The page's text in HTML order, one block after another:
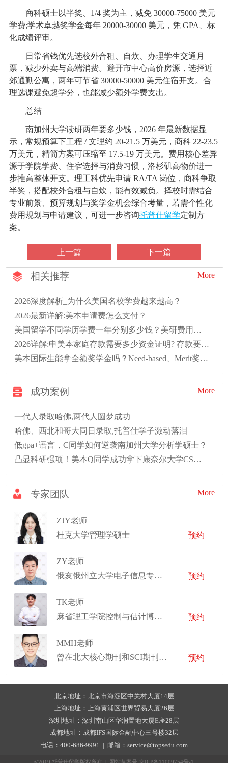
商科硕士以半奖、1/4 奖为主，减免 30000-75000 美元
学费;学术卓越奖学金每年 20000-30000 美元，凭 GPA、标
化成绩评审。
日常省钱优先选校外合租、自炊、办理学生交通月
票，减少外卖与高端消费。避开市中心高价房源，选择近
郊通勤公寓，两年可节省 30000-50000 美元住宿开支。合
理选课避免超学分，也能减少额外学费支出。
总结
南加州大学读研两年要多少钱，2026 年最新数据显
示，常规预算下工程 / 文理约 20-21.5 万美元，商科 22-23.5
万美元，精简方案可压缩至 17.5-19 万美元。费用核心差异
源于学院学费、住宿选择与消费习惯，洛杉矶高物价进一
步推高整体开支。理工科优先申请 RA/TA 岗位，商科争取
半奖，搭配校外合租与自炊，能有效减负。择校时需结合
专业前景、预算规划与奖学金机会综合考量，若需个性化
费用规划与申请建议，可进一步咨询托普仕留学定制方
案。
上一篇 下一篇
相关推荐 More
2026深度解析_为什么美国名校学费越来越高？
2026最新详解:美本申请费怎么支付？
美国留学不同学历学费一年分别多少钱？美研费用明细汇总
2026详解:申美本家庭存款需要多少资金证明? 存款要存多久?
美本国际生能拿全额奖学金吗？Need-based、Merit奖学金申请条件
成功案例 More
一代人录取哈佛,两代人圆梦成功
哈佛、西北和哥大同日录取,托普仕学子激动落泪
低gpa+语言，C同学如何逆袭南加州大学分析学硕士？
凸显科研强项！美本Q同学成功拿下康奈尔大学CS硕士录取！
专家团队 More
ZJY老师
杜克大学管理学硕士
预约
ZY老师
俄亥俄州立大学电子信息专业博士
预约
TK老师
麻省理工学院控制与估计博士、明尼苏达大学航空工程与力学学士
预约
MMH老师
曾在北大核心期刊和SCI期刊发表多篇论文
预约
北京地址：北京市海淀区中关村大厦14层
上海地址：上海黄浦区世界贸易大厦26层
深圳地址：深圳南山区华润置地大厦E座28层
成都地址：成都IFS国际金融中心三号楼32层
电话：400-686-9991 | 邮箱：service@topsedu.com